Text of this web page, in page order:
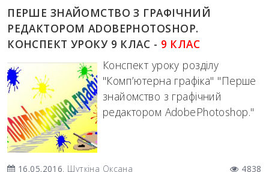
ПЕРШЕ ЗНАЙОМСТВО З ГРАФІЧНИЙ
РЕДАКТОРОМ ADOBEPHOTOSHOP.
КОНСПЕКТ УРОКУ 9 КЛАС - 9 КЛАС
Конспект уроку розділу
"Комп’ютерна графіка" "Перше
знайомство з графічний
редактором AdobePhotoshop."
16.05.2016, Шуткіна Оксана 4838